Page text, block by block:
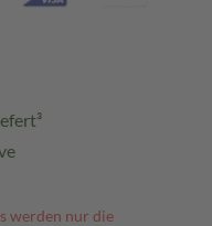
werden nur die